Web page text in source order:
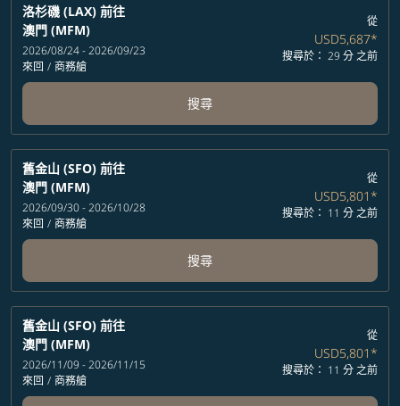
洛杉磯 (LAX) 前往
澳門 (MFM)
2026/08/24 - 2026/09/23
來回 / 商務艙
從
USD5,687*
搜尋於： 29 分 之前
搜尋
舊金山 (SFO) 前往
澳門 (MFM)
2026/09/30 - 2026/10/28
來回 / 商務艙
從
USD5,801*
搜尋於： 11 分 之前
搜尋
舊金山 (SFO) 前往
澳門 (MFM)
2026/11/09 - 2026/11/15
來回 / 商務艙
從
USD5,801*
搜尋於： 11 分 之前